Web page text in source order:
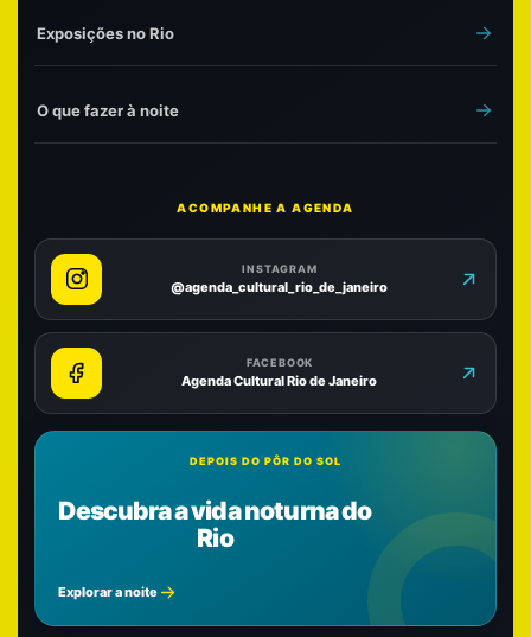
Exposições no Rio
O que fazer à noite
ACOMPANHE A AGENDA
INSTAGRAM
@agenda_cultural_rio_de_janeiro
FACEBOOK
Agenda Cultural Rio de Janeiro
DEPOIS DO PÔR DO SOL
Descubra a vida noturna do
Rio
Explorar a noite